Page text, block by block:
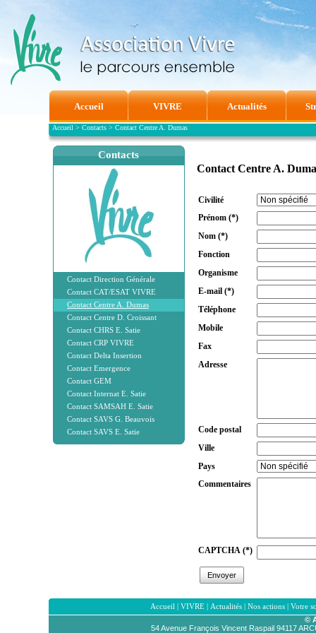
Accueil VIVRE Actualités
Accueil >Contacts >Contact Centre A. Dumas
Contacts
Contact Direction Générale
Contact CAT/ESAT VIVRE
Contact Centre A. Dumas
Contact Centre D. Croissant
Contact CHRS E. Satie
Contact CRP VIVRE
Contact Delta Insertion
Contact Emergence
Contact GEM
Contact Internat E. Satie
Contact SAMSAH E. Satie
Contact SAVS G. Beauvois
Contact SAVS E. Satie
Contact Centre A.
Civilité
Prénom (*)
Nom (*)
Fonction
Organisme
E-mail (*)
Téléphone
Mobile
Fax
Adresse
Code postal
Ville
Pays
Commentaires
CAPTCHA (*)
Accueil |VIVRE | Actualités |Nos actions |Votre
©
54 Avenue François Vincent Raspail 94117